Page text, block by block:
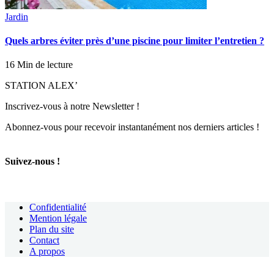
Jardin
Quels arbres éviter près d’une piscine pour limiter l’entretien ?
16 Min de lecture
STATION ALEX’
Inscrivez-vous à notre Newsletter !
Abonnez-vous pour recevoir instantanément nos derniers articles !
Suivez-nous !
Confidentialité
Mention légale
Plan du site
Contact
A propos